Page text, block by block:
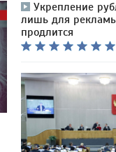
Укрепление
лишь для
продлится